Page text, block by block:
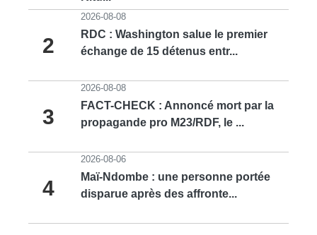
2
2026-08-08
RDC : Washington salue le premier
échange de 15 détenus entr...
3
2026-08-08
FACT-CHECK : Annoncé mort par la
propagande pro M23/RDF, le ...
4
2026-08-06
Maï-Ndombe : une personne portée
disparue après des affronte...